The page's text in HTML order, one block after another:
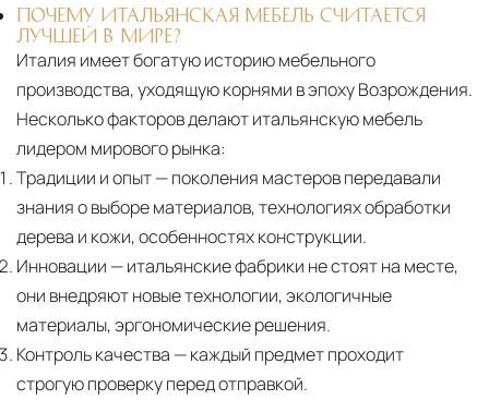
ПОЧЕМУ ИТАЛЬЯНСКАЯ МЕБЕЛЬ СЧИТАЕТСЯ
ЛУЧШЕЙ В МИРЕ?
Италия имеет богатую историю мебельного
производства, уходящую корнями в эпоху Возрождения.
Несколько факторов делают итальянскую мебель
лидером мирового рынка:
Традиции и опыт— поколения мастеров передавали
знания о выборе материалов, технологиях обработки
дерева и кожи, особенностях конструкции.
Инновации — итальянские фабрики не стоят на месте,
они внедряют новые технологии, экологичные
материалы, эргономические решения.
Контроль качества — каждый предмет проходит
строгую проверку перед отправкой.